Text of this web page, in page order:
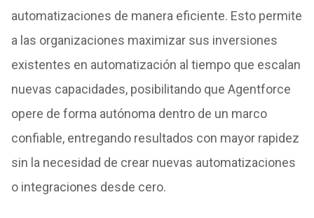
automatizaciones de manera eficiente. Esto permite
a las organizaciones maximizar sus inversiones
existentes en automatización al tiempo que escalan
nuevas capacidades, posibilitando que Agentforce
opere de forma autónoma dentro de un marco
confiable, entregando resultados con mayor rapidez
sin la necesidad de crear nuevas automatizaciones
o integraciones desde cero.